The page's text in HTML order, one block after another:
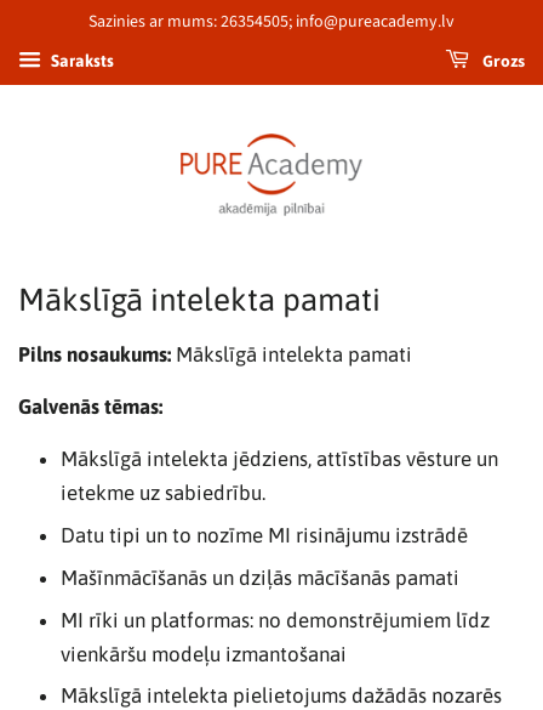
Sazinies ar mums: 26354505; info@pureacademy.lv
Saraksts Grozs
Mākslīgā intelekta pamati
Pilns nosaukums: Mākslīgā intelekta pamati
Galvenās tēmas:
Mākslīgā intelekta jēdziens, attīstības vēsture un
ietekme uz sabiedrību.
Datu tipi un to nozīme MI risinājumu izstrādē
Mašīnmācīšanās un dziļās mācīšanās pamati
MI rīki un platformas: no demonstrējumiem līdz
vienkāršu modeļu izmantošanai
Mākslīgā intelekta pielietojums dažādās nozarēs